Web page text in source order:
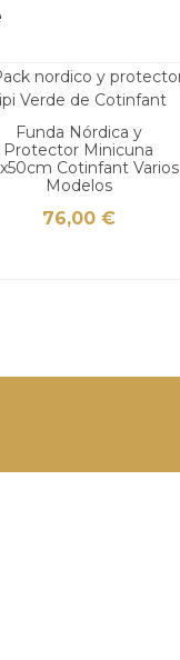
Funda Nórdica y
Protector Minicuna
Cotinfant Varios
Modelos
76,00 €